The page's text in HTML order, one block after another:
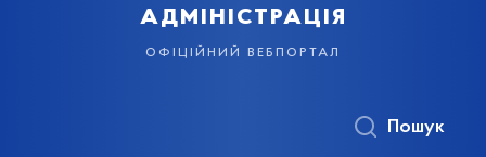
адміністрація
офіційний вебпортал
Пошук